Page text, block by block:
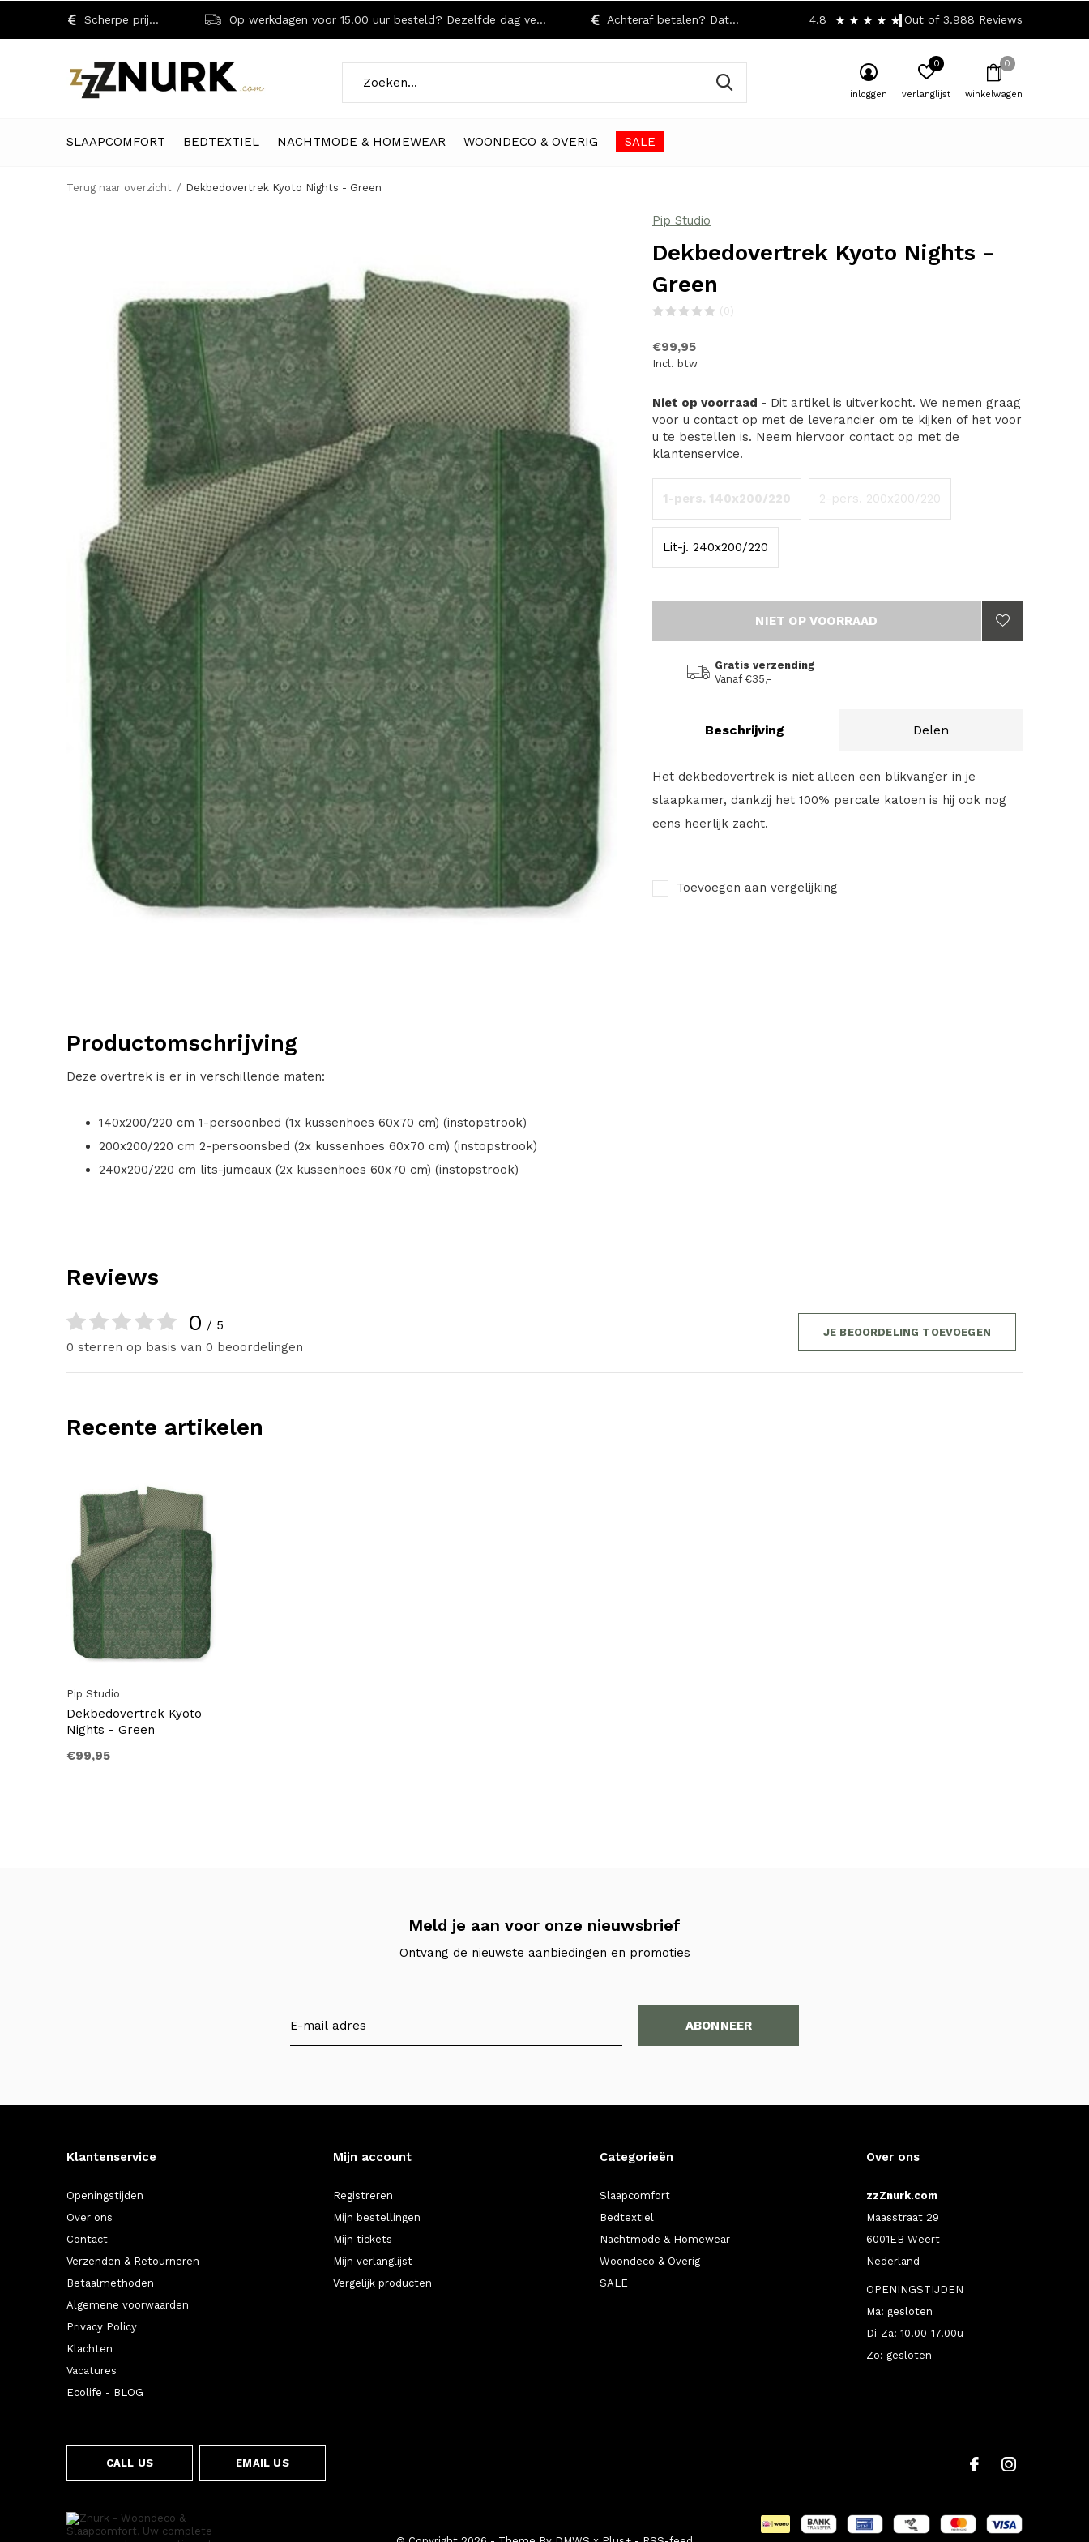
SLAAPCOMFORT BEDTEXTIEL NACHTMODE & HOMEWEAR WOONDECO & OVERIG SALE
inloggen verlanglijst
0
winkelwagen
0
Scherpe prijzen! Op werkdagen voor 15.00 uur besteld? Dezelfde dag verzonden! Achteraf betalen? Dat kan! 4.8 Out of 3.988 Reviews
Terug naar overzicht Dekbedovertrek Kyoto Nights - Green
Pip Studio
Dekbedovertrek Kyoto Nights -
Green
(0)
€99,95
Incl. btw
Niet op voorraad - Dit artikel is uitverkocht. We nemen graag
voor u contact op met de leverancier om te kijken of het voor
u te bestellen is. Neem hiervoor contact op met de
klantenservice.
1-pers. 140x200/220 2-pers. 200x200/220
Lit-j. 240x200/220
NIET OP VOORRAAD
Gratis verzending
Vanaf €35,-
Beschrijving Delen
Het dekbedovertrek is niet alleen een blikvanger in je
slaapkamer, dankzij het 100% percale katoen is hij ook nog
eens heerlijk zacht.
Toevoegen aan vergelijking
Productomschrijving
Deze overtrek is er in verschillende maten:
140x200/220 cm 1-persoonbed (1x kussenhoes 60x70 cm) (instopstrook)
200x200/220 cm 2-persoonsbed (2x kussenhoes 60x70 cm) (instopstrook)
240x200/220 cm lits-jumeaux (2x kussenhoes 60x70 cm) (instopstrook)
Reviews
0 / 5
0 sterren op basis van 0 beoordelingen
JE BEOORDELING TOEVOEGEN
Recente artikelen
Pip Studio
Dekbedovertrek Kyoto
Nights - Green
€99,95
Meld je aan voor onze nieuwsbrief
Ontvang de nieuwste aanbiedingen en promoties
ABONNEER
Klantenservice
Openingstijden
Over ons
Contact
Verzenden & Retourneren
Betaalmethoden
Algemene voorwaarden
Privacy Policy
Klachten
Vacatures
Ecolife - BLOG
Mijn account
Registreren
Mijn bestellingen
Mijn tickets
Mijn verlanglijst
Vergelijk producten
Categorieën
Slaapcomfort
Bedtextiel
Nachtmode & Homewear
Woondeco & Overig
SALE
Over ons
zzZnurk.com
Maasstraat 29
6001EB Weert
Nederland
OPENINGSTIJDEN
Ma: gesloten
Di-Za: 10.00-17.00u
Zo: gesloten
CALL US EMAIL US